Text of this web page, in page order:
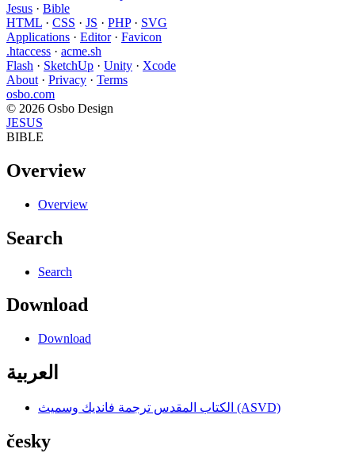
Jesus · Bible
HTML · CSS · JS · PHP· SVG
Applications · Editor· Favicon
.htaccess · acme.sh
Flash · SketchUp · Unity · Xcode
About · Privacy · Terms
osbo.com
© 2026 Osbo Design
JESUS
BIBLE
Overview
Overview
Search
Search
Download
Download
العربية
الكتاب المقدس ترجمة فانديك وسميث (ASVD)
česky